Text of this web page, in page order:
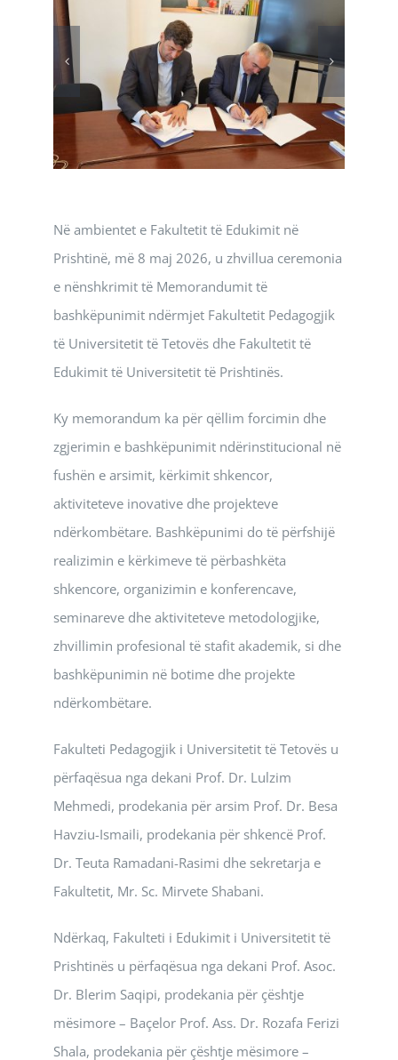
Në ambientet e Fakultetit të Edukimit në
Prishtinë, më 8 maj 2026, u zhvillua ceremonia
e nënshkrimit të Memorandumit të
bashkëpunimit ndërmjet Fakultetit Pedagogjik
të Universitetit të Tetovës dhe Fakultetit të
Edukimit të Universitetit të Prishtinës.
Ky memorandum ka për qëllim forcimin dhe
zgjerimin e bashkëpunimit ndërinstitucional në
fushën e arsimit, kërkimit shkencor,
aktiviteteve inovative dhe projekteve
ndërkombëtare. Bashkëpunimi do të përfshijë
realizimin e kërkimeve të përbashkëta
shkencore, organizimin e konferencave,
seminareve dhe aktiviteteve metodologjike,
zhvillimin profesional të stafit akademik, si dhe
bashkëpunimin në botime dhe projekte
ndërkombëtare.
Fakulteti Pedagogjik i Universitetit të Tetovës u
përfaqësua nga dekani Prof. Dr. Lulzim
Mehmedi, prodekania për arsim Prof. Dr. Besa
Havziu-Ismaili, prodekania për shkencë Prof.
Dr. Teuta Ramadani-Rasimi dhe sekretarja e
Fakultetit, Mr. Sc. Mirvete Shabani.
Ndërkaq, Fakulteti i Edukimit i Universitetit të
Prishtinës u përfaqësua nga dekani Prof. Asoc.
Dr. Blerim Saqipi, prodekania për çështje
mësimore – Baçelor Prof. Ass. Dr. Rozafa Ferizi
Shala, prodekania për çështje mësimore –